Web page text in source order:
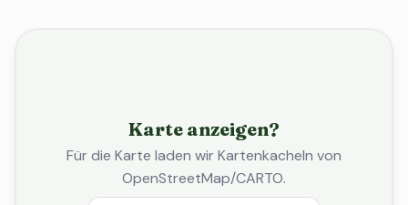
Karte anzeigen?
Für die Karte laden wir Kartenkacheln von
OpenStreetMap/CARTO.